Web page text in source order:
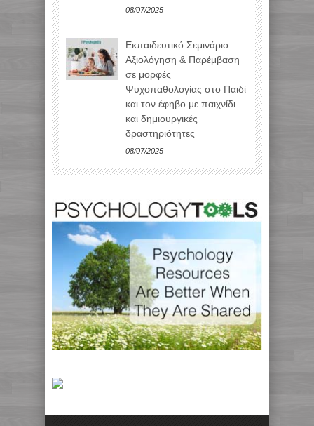
08/07/2025
Εκπαιδευτικό Σεμινάριο:
Αξιολόγηση & Παρέμβαση
σε μορφές
Ψυχοπαθολογίας στο Παιδί
και τον έφηβο με παιχνίδι
και δημιουργικές
δραστηριότητες
08/07/2025